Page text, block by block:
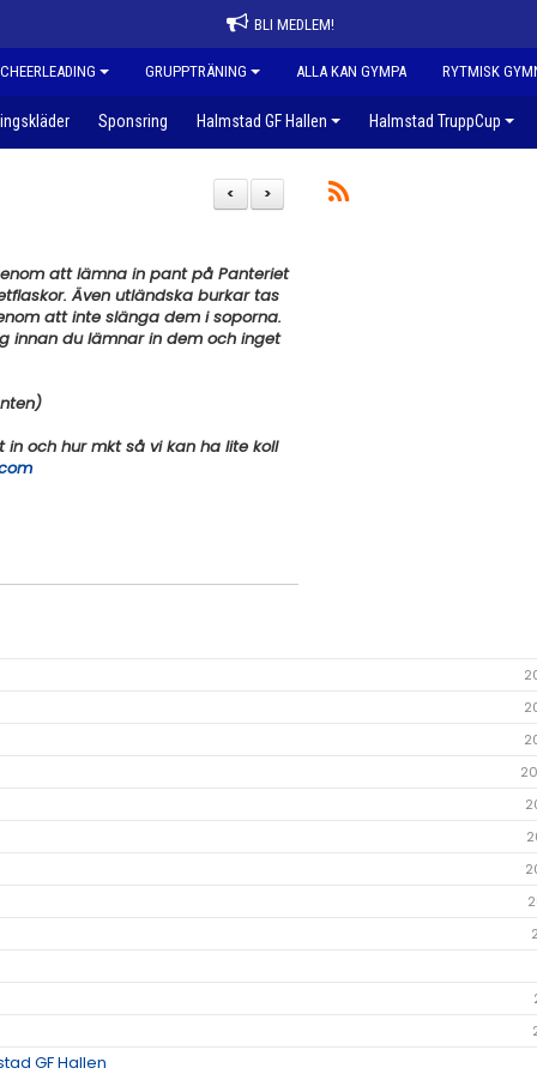
BLI MEDLEM!
CHEERLEADING GRUPPTRÄNING ALLA KAN GYMPA RYTMISK
Sponsring Halmstad GF Hallen Halmstad TruppCup
>
<
att lämna in pant på Panteriet
Även utländska burkar tas
att inte slänga dem i soporna.
innan du lämnar in dem och inget
och hur mkt så vi kan ha lite koll
GF Hallen